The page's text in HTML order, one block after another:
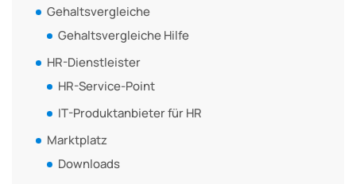
Gehaltsvergleiche
Gehaltsvergleiche Hilfe
HR-Dienstleister
HR-Service-Point
IT-Produktanbieter für HR
Marktplatz
Downloads